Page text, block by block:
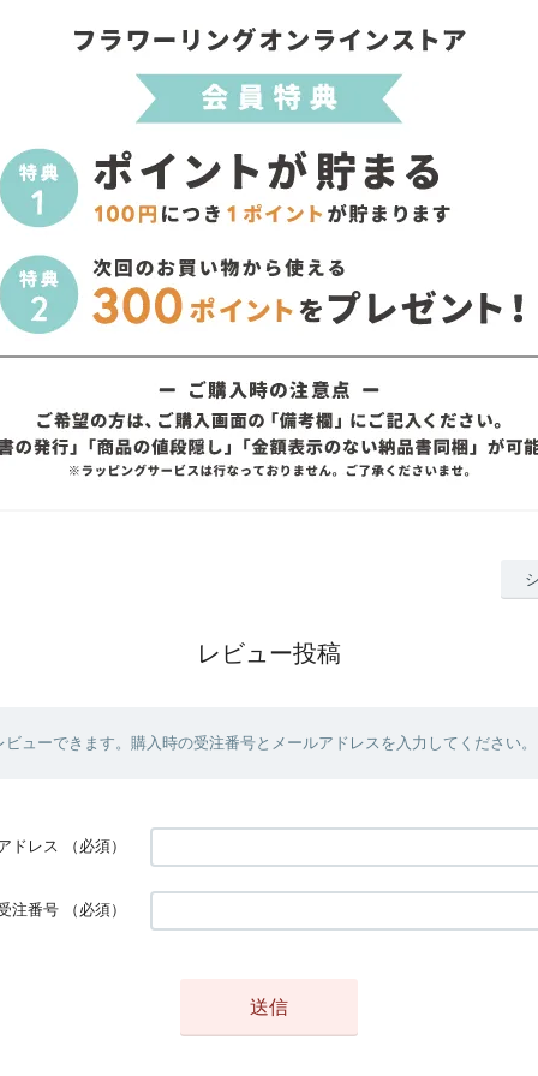
レビュー投稿
ューできます。購入時の受注番号とメールアドレスを入力してください。
ドレス （必須）
注番号 （必須）